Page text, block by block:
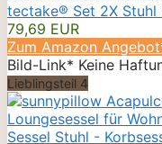
tectake® Set 2X Stuhl
79,69 EUR
Zum Amazon
Bild-Link* Keine
Lieblingsteil 4